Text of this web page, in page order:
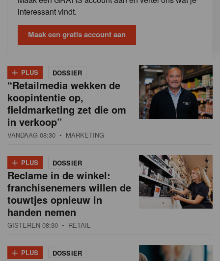
interessant vindt.
Maak een gratis account aan
+ PLUS DOSSIER
“Retailmedia wekken de
koopintentie op,
fieldmarketing zet die om
in verkoop”
VANDAAG 08:30 • MARKETING
+ PLUS DOSSIER
Reclame in de winkel:
franchisenemers willen de
touwtjes opnieuw in
handen nemen
GISTEREN 08:30 • RETAIL
+ PLUS DOSSIER